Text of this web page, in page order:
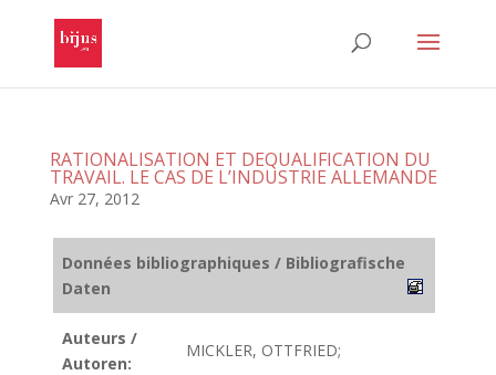
RATIONALISATION ET DEQUALIFICATION DU
TRAVAIL. LE CAS DE L’INDUSTRIE ALLEMANDE
Avr 27, 2012
Données bibliographiques / Bibliografische
Daten
Auteurs /
Autoren:
MICKLER, OTTFRIED;